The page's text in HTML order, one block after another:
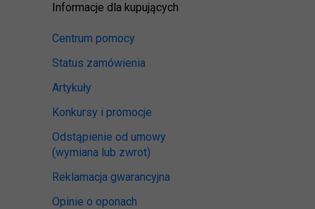
Informacje dla kupujących
Centrum pomocy
Status zamówienia
Artykuły
Konkursy i promocje
Odstąpienie od umowy
(wymiana lub zwrot)
Reklamacja gwarancyjna
Opinie o oponach